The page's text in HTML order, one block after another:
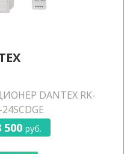
DANTEX RK-
500 руб.